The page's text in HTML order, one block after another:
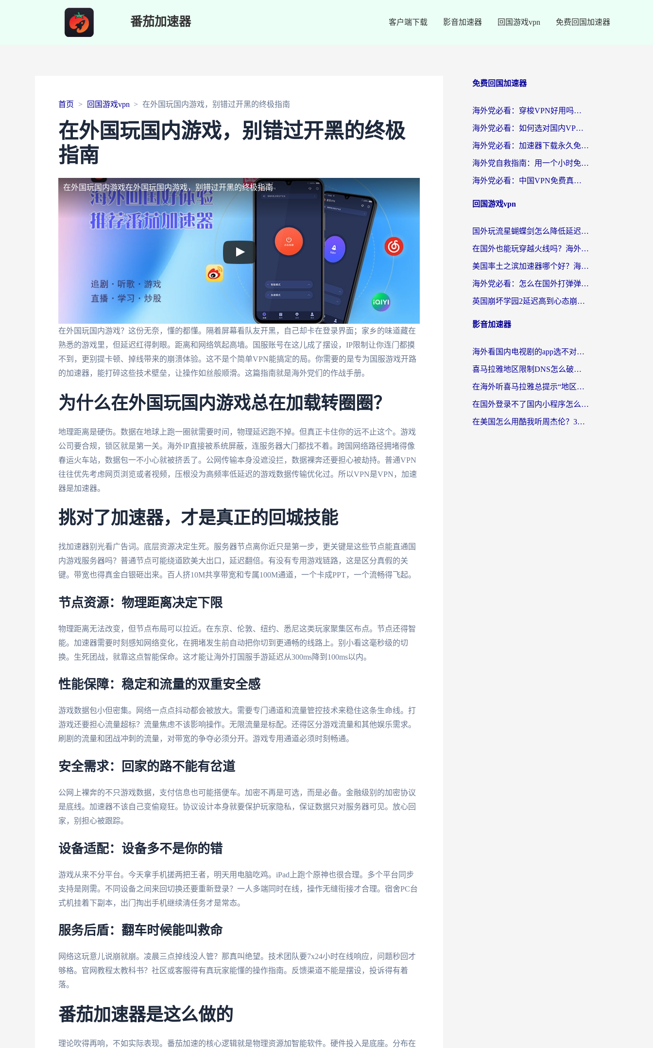
番茄加速器 客户端下载 影音加速器 回国游戏vpn 免费回国加速器
首页 回国游戏vpn 在外国玩国内游戏，别错过开黑的终极指南
在外国玩国内游戏，别错过开黑的终极
指南
在外国玩国内游戏在外国玩国内游戏，别错过开黑的终极指南
在外国玩国内游戏？这份无奈，懂的都懂。隔着屏幕看队友开黑，自己却卡在登录界面；家乡的味道藏在
熟悉的游戏里，但延迟红得刺眼。距离和网络筑起高墙。国服账号在这儿成了摆设，IP限制让你连门都摸
不到，更别提卡顿、掉线带来的崩溃体验。这不是个简单VPN能搞定的局。你需要的是专为国服游戏开路
的加速器，能打碎这些技术壁垒，让操作如丝般顺滑。这篇指南就是海外党们的作战手册。
为什么在外国玩国内游戏总在加载转圈圈？
地理距离是硬伤。数据在地球上跑一圈就需要时间，物理延迟跑不掉。但真正卡住你的远不止这个。游戏
公司要合规，锁区就是第一关。海外IP直接被系统屏蔽，连服务器大门都找不着。跨国网络路径拥堵得像
春运火车站，数据包一不小心就被挤丢了。公网传输本身没遮没拦，数据裸奔还要担心被劫持。普通VPN
往往优先考虑网页浏览或者视频，压根没为高频率低延迟的游戏数据传输优化过。所以VPN是VPN，加速
器是加速器。
挑对了加速器，才是真正的回城技能
找加速器别光看广告词。底层资源决定生死。服务器节点离你近只是第一步，更关键是这些节点能直通国
内游戏服务器吗？普通节点可能绕道欧美大出口，延迟翻倍。有没有专用游戏链路，这是区分真假的关
键。带宽也得真金白银砸出来。百人挤10M共享带宽和专属100M通道，一个卡成PPT，一个流畅得飞起。
节点资源：物理距离决定下限
物理距离无法改变，但节点布局可以拉近。在东京、伦敦、纽约、悉尼这类玩家聚集区布点。节点还得智
能。加速器需要时刻感知网络变化，在拥堵发生前自动把你切到更通畅的线路上。别小看这毫秒级的切
换。生死团战，就靠这点智能保命。这才能让海外打国服手游延迟从300ms降到100ms以内。
性能保障：稳定和流量的双重安全感
游戏数据包小但密集。网络一点点抖动都会被放大。需要专门通道和流量管控技术来稳住这条生命线。打
游戏还要担心流量超标？流量焦虑不该影响操作。无限流量是标配。还得区分游戏流量和其他娱乐需求。
刷剧的流量和团战冲刺的流量，对带宽的争夺必须分开。游戏专用通道必须时刻畅通。
安全需求：回家的路不能有岔道
公网上裸奔的不只游戏数据，支付信息也可能搭便车。加密不再是可选，而是必备。金融级别的加密协议
是底线。加速器不该自己变偷窥狂。协议设计本身就要保护玩家隐私，保证数据只对服务器可见。放心回
家，别担心被跟踪。
设备适配：设备多不是你的错
游戏从来不分平台。今天拿手机搓两把王者，明天用电脑吃鸡。iPad上跑个原神也很合理。多个平台同步
支持是刚需。不同设备之间来回切换还要重新登录？一人多端同时在线，操作无缝衔接才合理。宿舍PC台
式机挂着下副本，出门掏出手机继续清任务才是常态。
服务后盾：翻车时候能叫救命
网络这玩意儿说崩就崩。凌晨三点掉线没人管？那真叫绝望。技术团队要7x24小时在线响应，问题秒回才
够格。官网教程太教科书？社区或客服得有真玩家能懂的操作指南。反馈渠道不能是摆设，投诉得有着
落。
番茄加速器是这么做的
理论吹得再响，不如实际表现。番茄加速的核心逻辑就是物理资源加智能软件。硬件投入是底座。分布在
免费回国加速器
海外党必看：穿梭VPN好用吗？和云帆VPN对比哪个回国效果更好？附真实测评+避坑指南
海外党必看：如何选对国内VPN，实现无缝访问国内资源？
海外党必看：加速器下载永久免费版真的存在吗？教你无缝访问国内资源的正确姿势
海外党自救指南：用一个小时免费加速器，轻松打破国内资源访问壁垒？
海外党必看：中国VPN免费真的靠谱吗？手把手教你选对回国加速器
回国游戏vpn
国外玩流星蝴蝶剑怎么降低延迟？海外党必看的加速秘籍（含欧洲鸣潮&彩虹岛优化攻略）
在国外也能玩穿越火线吗？海外玩家国服游戏畅玩终极指南
美国率土之滨加速器哪个好？海外党国服游戏畅玩终极指南（附多游戏解决方案）
海外党必看：怎么在国外打弹弹堂不卡？番茄加速器亲测指南
英国崩坏学园2延迟高到心态崩？海外党国服游戏加速终极指南
影音加速器
海外看国内电视剧的app选不对？这份回国加速器避坑指南帮你流畅追剧
喜马拉雅地区限制DNS怎么破？海外党听国内音乐听书的终极解决方案
在海外听喜马拉雅总提示“地区限制”？3步轻松解除+听国内音乐全攻略
在国外登录不了国内小程序怎么办？选对回国加速器，轻松解锁国内资源
在美国怎么用酷我听周杰伦？3步搞定海外听歌难题